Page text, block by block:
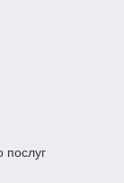
послуг